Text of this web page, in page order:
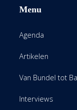
Menu
Agenda
Artikelen
Van Bundel tot
Interviews